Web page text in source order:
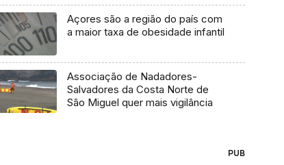
Açores são a região do país com
a maior taxa de obesidade infantil
Associação de Nadadores-
Salvadores da Costa Norte de
São Miguel quer mais vigilância
PUB